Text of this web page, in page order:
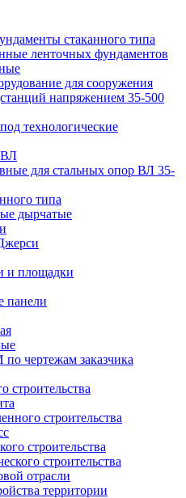
стаканного типа
ленточных фундаментов
для сооружения
напряжением 35-500
технологические
ВЛ
для стальных опор ВЛ 35-
типа
дырчатые
и площадки
панели
чертежам заказчика
строительства
строительства
строительства
отрасли
территории